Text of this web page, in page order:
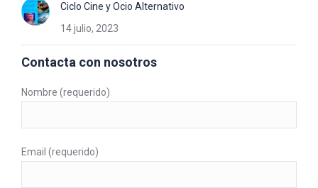
Ciclo Cine y Ocio Alternativo
14 julio, 2023
Contacta con nosotros
Nombre (requerido)
Email (requerido)